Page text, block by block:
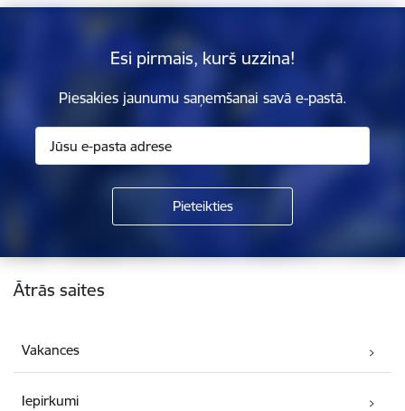
Esi pirmais, kurš uzzina!
Piesakies jaunumu saņemšanai savā e-pastā.
Kājene
Ātrās saites
Vakances
Iepirkumi